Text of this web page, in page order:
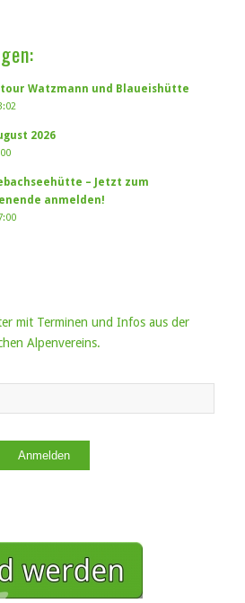
Watzmann und Blaueishütte
2026
– Jetzt zum
anmelden!
mit Terminen und Infos aus der
Alpenvereins.
Anmelden